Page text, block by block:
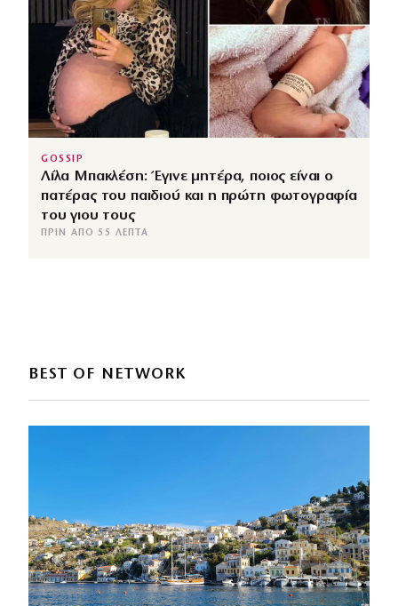
GOSSIP
Λίλα Μπακλέση: Έγινε μητέρα, ποιος είναι ο
πατέρας του παιδιού και η πρώτη φωτογραφία
του γιου τους
ΠΡΙΝ ΑΠΌ 55 ΛΕΠΤΆ
BEST OF NETWORK